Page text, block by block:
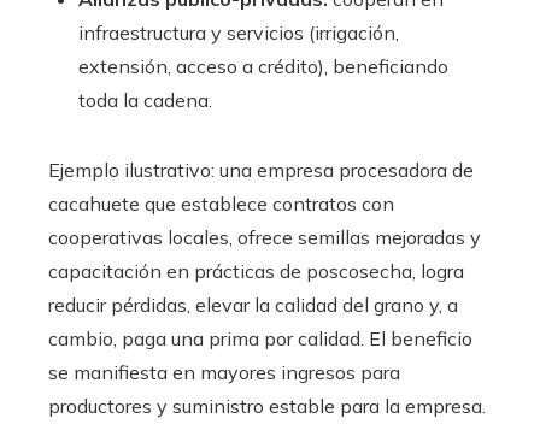
infraestructura y servicios (irrigación,
extensión, acceso a crédito), beneficiando
toda la cadena.
Ejemplo ilustrativo: una empresa procesadora de
cacahuete que establece contratos con
cooperativas locales, ofrece semillas mejoradas y
capacitación en prácticas de poscosecha, logra
reducir pérdidas, elevar la calidad del grano y, a
cambio, paga una prima por calidad. El beneficio
se manifiesta en mayores ingresos para
productores y suministro estable para la empresa.